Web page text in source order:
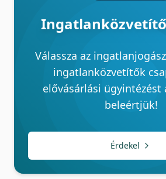
Válassza az
ingatlanközvetítők
elővásárlási ügyintézést
beleértjük!
Érdekel